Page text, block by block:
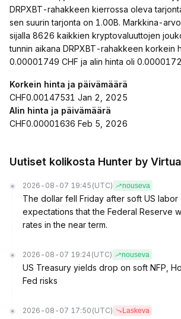
DRPXBT-rahakkeen kierrossa oleva
sen suurin tarjonta on 1.00B. Markkina-
sijalla 8626 kaikkien kryptovaluuttojen
tunnin aikana DRPXBT-rahakkeen korkein
0.00001749 CHF ja alin hinta oli
Korkein hinta ja päivämäärä
CHF0.00147531 Jan 2, 2025
Alin hinta ja päivämäärä
CHF0.00001636 Feb 5, 2026
Uutiset kolikosta Hunter by
2026-08-07 19:45 (UTC) nouseva
The dollar fell Friday after soft US
expectations that the Federal Reserve
rates in the near term.
2026-08-07 19:24 (UTC) nouseva
US Treasury yields drop on soft NFP,
Fed risks
2026-08-07 17:50 (UTC) Laskeva